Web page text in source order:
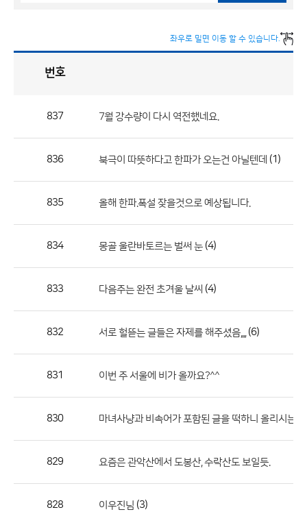
좌우로 밀면 이동 할 수 있습니다.
론
호,
록
번호
837 7월 강수량이 다시 역전했네요.
836 북극이 따뜻하다고 한파가 오는건 아닐텐데 (1)
835 올해 한파.폭설 잦을것으로 예상됩니다.
834 몽골 울란바토르는 벌써 눈 (4)
833 다음주는 완전 초겨울 날씨 (4)
832 서로 헐뜯는 글들은 자제를 해주셨음,,,, (6)
831 이번 주 서울에 비가 올까요?^^
830 마녀사냥과 비속어가 포함된 글을 떡하니 올리시는 분
829 요즘은 관악산에서 도봉산, 수락산도 보일듯.
828 이우진님 (3)